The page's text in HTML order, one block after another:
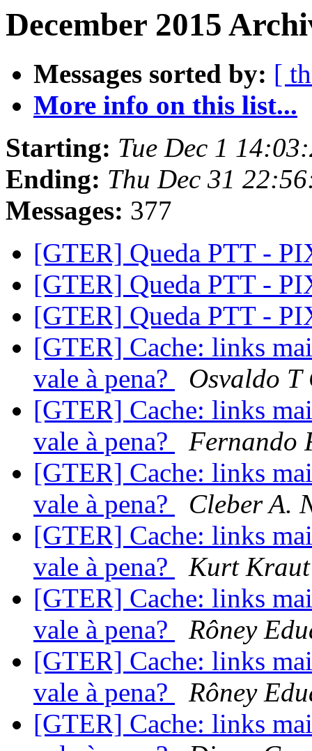
December 2015
Messages sorted by: [
More info on this list...
Starting: Tue Dec 1
Ending: Thu Dec 31
Messages: 377
[GTER] Queda PTT -
[GTER] Queda PTT -
[GTER] Queda PTT -
[GTER] Cache: links
vale à pena?
Osvaldo
[GTER] Cache: links
vale à pena?
Fernando
[GTER] Cache: links
vale à pena?
Cleber A.
[GTER] Cache: links
vale à pena?
Kurt Kraut
[GTER] Cache: links
vale à pena?
Rôney
[GTER] Cache: links
vale à pena?
Rôney
[GTER] Cache: links